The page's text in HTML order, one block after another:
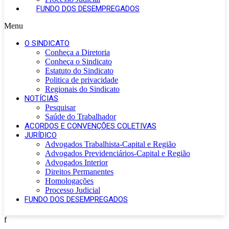
FUNDO DOS DESEMPREGADOS
Menu
O SINDICATO
Conheça a Diretoria
Conheça o Sindicato
Estatuto do Sindicato
Politica de privacidade
Regionais do Sindicato
NOTÍCIAS
Pesquisar
Saúde do Trabalhador
ACORDOS E CONVENÇÕES COLETIVAS
JURÍDICO
Advogados Trabalhista-Capital e Região
Advogados Previdenciários-Capital e Região
Advogados Interior
Direitos Permanentes
Homologações
Processo Judicial
FUNDO DOS DESEMPREGADOS
f